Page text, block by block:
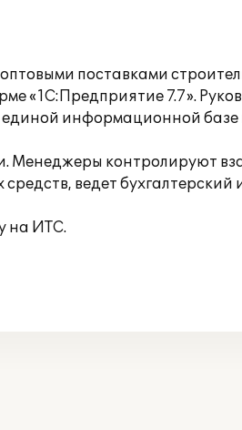
поставками
«1С:Предприятие 7.7».
информационной
Менеджеры контролируют
ведет
на ИТС.